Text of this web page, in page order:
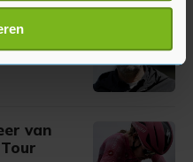
gegevens worden
in het
moment wijzigen of
beter en wordt jouw
Op
van